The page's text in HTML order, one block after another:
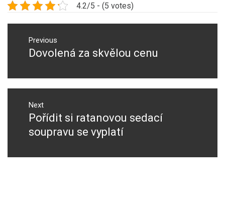
4.2/5 - (5 votes)
Navigace
příspěvek
Previous
Previous
Dovolená za skvělou cenu
Next
Next
post:
Pořídit si ratanovou sedací
soupravu se vyplatí